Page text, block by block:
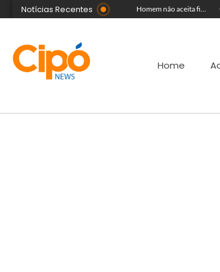
Notícias Recentes
Colégio Militar Dom Pedro II obtém maior nota do Ideb no Acre Homem não aceita fim de relacionamento, arromba casa e é preso por tentativa de feminicídio no bairro Cruzeirão
Home